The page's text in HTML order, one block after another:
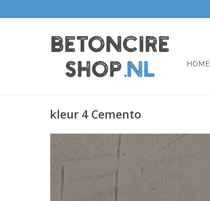
HOME
kleur 4 Cemento